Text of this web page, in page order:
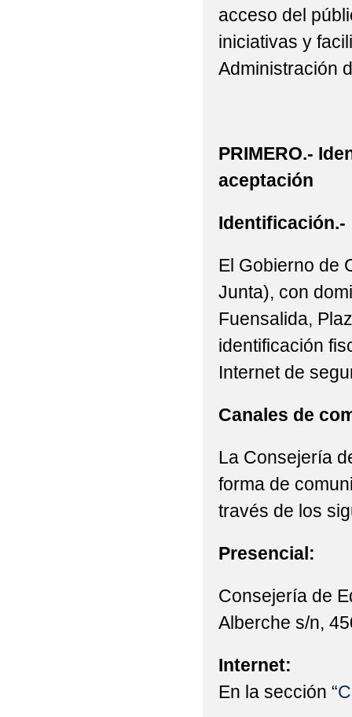
CONGRESO DE
acceso del
iniciativas y
Administración
PRIMERO.-
aceptación
Identificación.-
El Gobierno de
Junta), con
Fuensalida,
identificación
Internet de
Canales de
La Consejería
forma de
través de los
Presencial:
Consejería de
Alberche s/n,
Internet:
En la sección “